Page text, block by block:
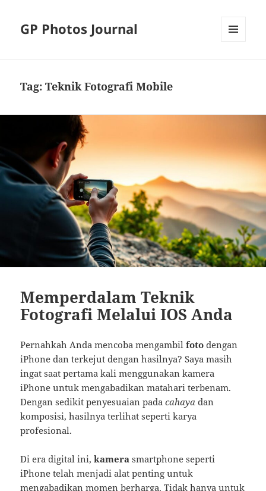
GP Photos Journal
Tag:Teknik Fotografi Mobile
Memperdalam Teknik
Fotografi Melalui IOS Anda
Pernahkah Anda mencoba mengambilfoto dengan
iPhone dan terkejut dengan hasilnya? Saya masih
ingat saat pertama kali menggunakan kamera
iPhone untuk mengabadikan matahari terbenam.
Dengan sedikit penyesuaian padacahaya dan
komposisi, hasilnya terlihat seperti karya
profesional.
Di era digital ini,kamera smartphone seperti
iPhone telah menjadi alat penting untuk
mengabadikan momen berharga. Tidak hanya untuk